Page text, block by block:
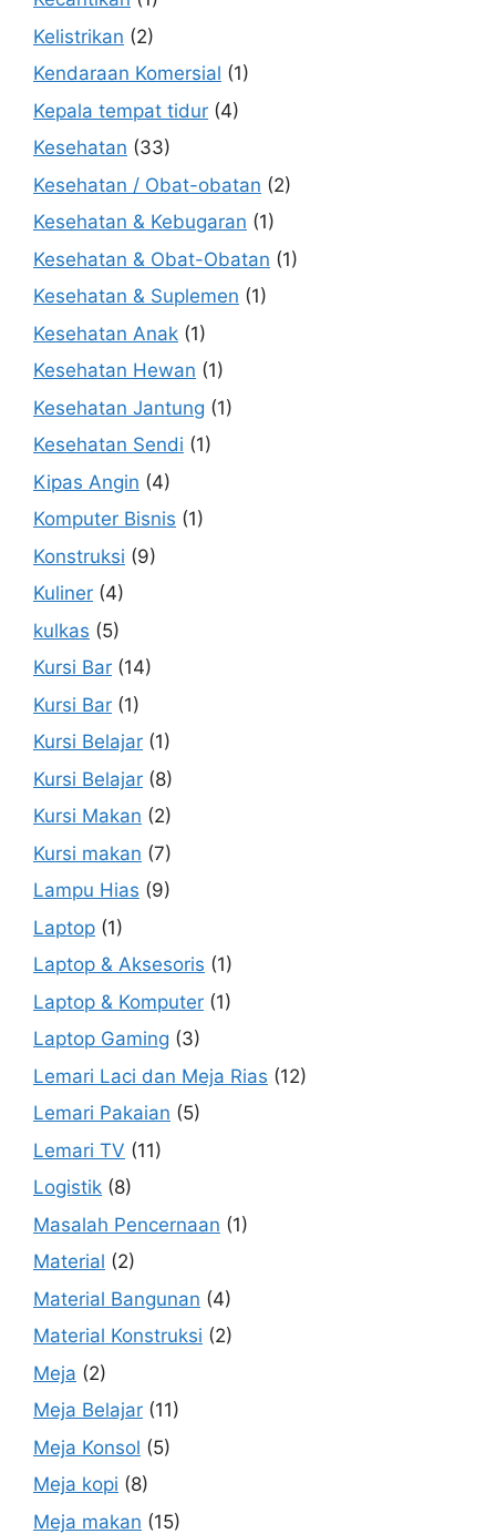
Kelistrikan (2)
Kendaraan Komersial (1)
Kepala tempat tidur (4)
Kesehatan (33)
Kesehatan / Obat-obatan (2)
Kesehatan & Kebugaran (1)
Kesehatan & Obat-Obatan (1)
Kesehatan & Suplemen (1)
Kesehatan Anak (1)
Kesehatan Hewan (1)
Kesehatan Jantung (1)
Kesehatan Sendi (1)
Kipas Angin (4)
Komputer Bisnis (1)
Konstruksi (9)
Kuliner (4)
kulkas (5)
Kursi Bar (14)
Kursi Bar (1)
Kursi Belajar (1)
Kursi Belajar (8)
Kursi Makan (2)
Kursi makan (7)
Lampu Hias (9)
Laptop (1)
Laptop & Aksesoris (1)
Laptop & Komputer (1)
Laptop Gaming (3)
Lemari Laci dan Meja Rias (12)
Lemari Pakaian (5)
Lemari TV (11)
Logistik (8)
Masalah Pencernaan (1)
Material (2)
Material Bangunan (4)
Material Konstruksi (2)
Meja (2)
Meja Belajar (11)
Meja Konsol (5)
Meja kopi (8)
Meja makan (15)